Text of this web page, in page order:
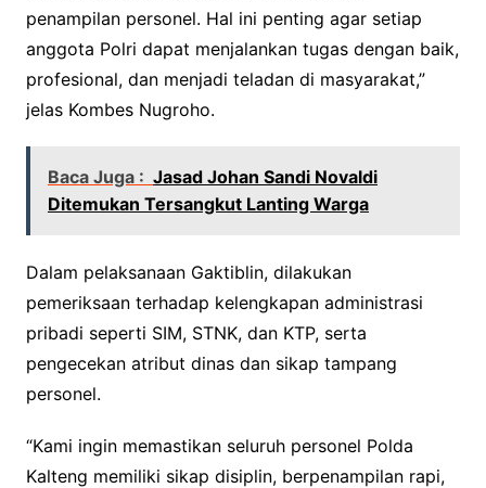
penampilan personel. Hal ini penting agar setiap
anggota Polri dapat menjalankan tugas dengan baik,
profesional, dan menjadi teladan di masyarakat,”
jelas Kombes Nugroho.
Baca Juga : Jasad Johan Sandi Novaldi
Ditemukan Tersangkut Lanting Warga
Dalam pelaksanaan Gaktiblin, dilakukan
pemeriksaan terhadap kelengkapan administrasi
pribadi seperti SIM, STNK, dan KTP, serta
pengecekan atribut dinas dan sikap tampang
personel.
“Kami ingin memastikan seluruh personel Polda
Kalteng memiliki sikap disiplin, berpenampilan rapi,